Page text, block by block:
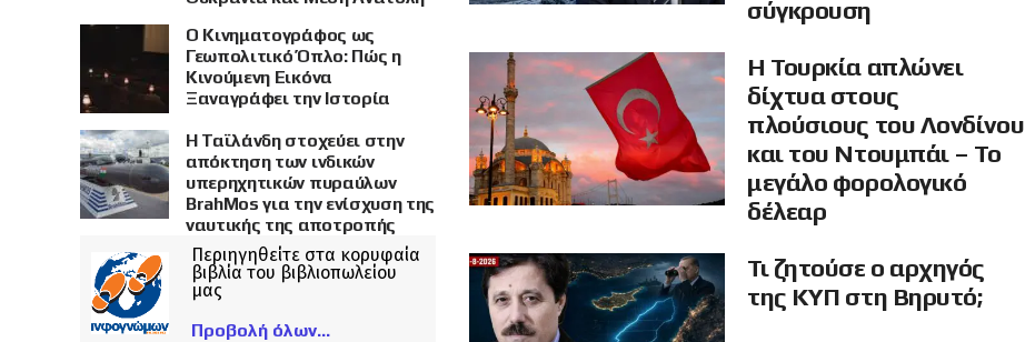
σύγκρουση
Η Τουρκία απλώνει
δίχτυα στους
πλούσιους του Λονδίνου
και του Ντουμπάι – Το
μεγάλο φορολογικό
δέλεαρ
Τι ζητούσε ο αρχηγός
της ΚΥΠ στη Βηρυτό;
Ο Κινηματογράφος ως
Γεωπολιτικό Όπλο: Πώς η
Κινούμενη Εικόνα
Ξαναγράφει την Ιστορία
Η Ταϊλάνδη στοχεύει στην
απόκτηση των ινδικών
υπερηχητικών πυραύλων
BrahMos για την ενίσχυση της
ναυτικής της αποτροπής
Περιηγηθείτε στα κορυφαία
βιβλία του βιβλιοπωλείου
μας
Προβολή όλων